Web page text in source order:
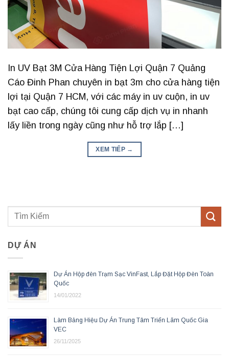
In UV Bạt 3M Cửa Hàng Tiện Lợi Quận 7 Quảng
Cáo Đinh Phan chuyên in bạt 3m cho cửa hàng tiện
lợi tại Quận 7 HCM, với các máy in uv cuộn, in uv
bạt cao cấp, chúng tôi cung cấp dịch vụ in nhanh
lấy liền trong ngày cũng như hỗ trợ lắp […]
XEM TIẾP →
DỰ ÁN
Dự Án Hộp đèn Trạm Sạc VinFast, Lắp Đặt Hộp Đèn Toàn
Quốc
14/01/2022
Làm Bảng Hiệu Dự Án Trung Tâm Triển Lãm Quốc Gia
VEC
26/11/2025